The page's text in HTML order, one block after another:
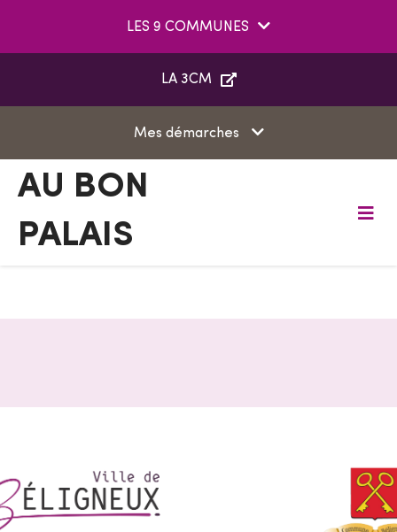
LES 9 COMMUNES
LA 3CM
Mes démarches
AU BON
PALAIS